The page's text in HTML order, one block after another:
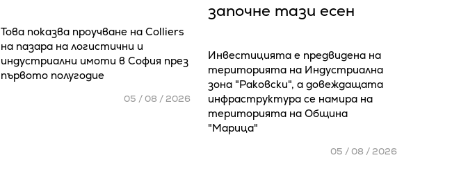
Това показва проучване на Colliers
на пазара на логистични и
индустриални имоти в София през
първото полугодие
05 / 08 / 2026
зaпoчнe тaзи eceн
Инвестицията е предвидена на
територията на Индустриална
зона "Раковски", а довеждащата
инфраструктура се намира на
територията на Община
"Марица"
05 / 08 / 2026